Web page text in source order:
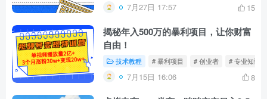
7月27日 17:57 15
揭秘年入500万的暴利项目，让你财富
自由！
技术教程 # 暴利项目 # 创业者 # 专业知识
7月15日 16:06 8